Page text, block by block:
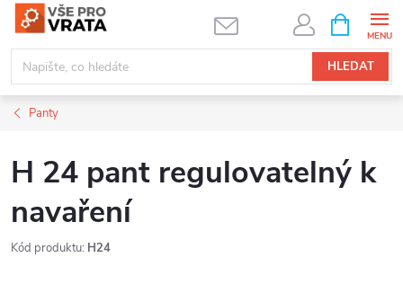
Přejít
obsah
HLEDAT
NÁKUPNÍ
KOŠÍK
Panty
H 24 pant regulovatelný k
navaření
Kód produktu: H24